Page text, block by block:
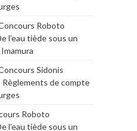
Roboto
l’eau tiède sous un
Sidonis
de compte
Roboto
l’eau tiède sous un